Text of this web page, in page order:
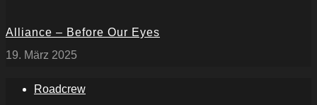
Alliance – Before Our Eyes
19. März 2025
Roadcrew